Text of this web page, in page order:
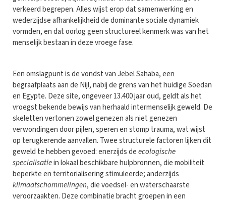
verkeerd begrepen. Alles wijst erop dat samenwerking en
wederzijdse afhankelijkheid de dominante sociale dynamiek
vormden, en dat oorlog geen structureel kenmerk was van het
menselijk bestaan in deze vroege fase.
Een omslagpunt is de vondst van Jebel Sahaba, een
begraafplaats aan de Nijl, nabij de grens van het huidige Soedan
en Egypte. Deze site, ongeveer 13.400 jaar oud, geldt als het
vroegst bekende bewijs van herhaald intermenselijk geweld. De
skeletten vertonen zowel genezen als niet genezen
verwondingen door pijlen, speren en stomp trauma, wat wijst
op terugkerende aanvallen. Twee structurele factoren lijken dit
geweld te hebben gevoed: enerzijds deecologische
specialisatiein lokaal beschikbare hulpbronnen, die mobiliteit
beperkte en territorialisering stimuleerde; anderzijds
klimaatschommelingen, die voedsel- en waterschaarste
veroorzaakten. Deze combinatie bracht groepen in een